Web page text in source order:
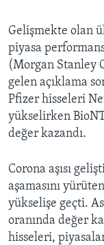
Gelişmekte olan
piyasa
(Morgan Stanley
gelen açıklama
Pfizer hisseleri
yükselirken
değer kazandı.
Corona aşısı
aşamasını
yükselişe geçti.
oranında değer
hisseleri,